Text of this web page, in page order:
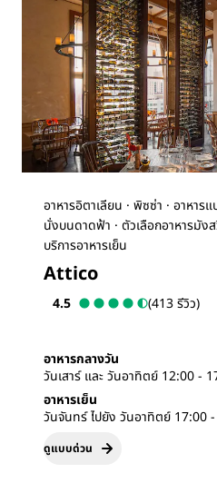
อาหารอิตาเลียน · พิซซ่า · อาหารแ
นั่งบนดาดฟ้า · ตัวเลือกอาหารมัง
บริการอาหารเย็น
Attico
4.5 (413 รีวิว)
อาหารกลางวัน
วันเสาร์ และ วันอาทิตย์ 12:00 -
อาหารเย็น
วันจันทร์ ไปยัง วันอาทิตย์ 17:00
ดูแบบด่วน